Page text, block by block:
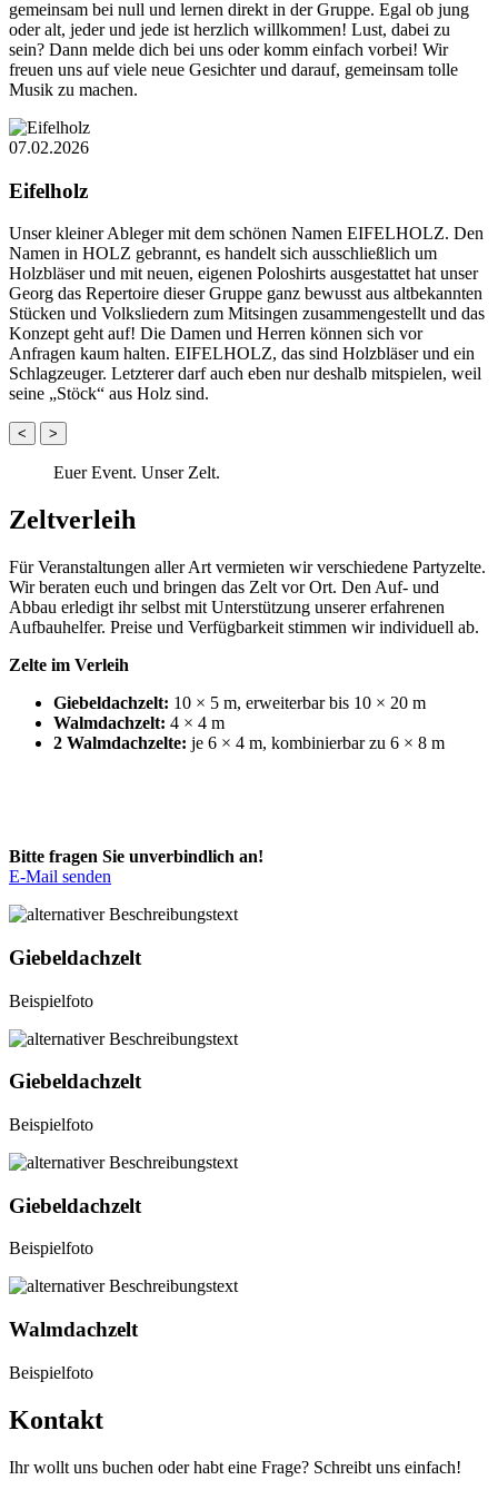
gemeinsam bei null und lernen direkt in der Gruppe. Egal ob jung
oder alt, jeder und jede ist herzlich willkommen! Lust, dabei zu
sein? Dann melde dich bei uns oder komm einfach vorbei! Wir
freuen uns auf viele neue Gesichter und darauf, gemeinsam tolle
Musik zu machen.
07.02.2026
Eifelholz
Unser kleiner Ableger mit dem schönen Namen EIFELHOLZ. Den
Namen in HOLZ gebrannt, es handelt sich ausschließlich um
Holzbläser und mit neuen, eigenen Poloshirts ausgestattet hat unser
Georg das Repertoire dieser Gruppe ganz bewusst aus altbekannten
Stücken und Volksliedern zum Mitsingen zusammengestellt und das
Konzept geht auf! Die Damen und Herren können sich vor
Anfragen kaum halten. EIFELHOLZ, das sind Holzbläser und ein
Schlagzeuger. Letzterer darf auch eben nur deshalb mitspielen, weil
seine „Stöck“ aus Holz sind.
< >
Euer Event. Unser Zelt.
Zeltverleih
Für Veranstaltungen aller Art vermieten wir verschiedene Partyzelte.
Wir beraten euch und bringen das Zelt vor Ort. Den Auf- und
Abbau erledigt ihr selbst mit Unterstützung unserer erfahrenen
Aufbauhelfer. Preise und Verfügbarkeit stimmen wir individuell ab.
Zelte im Verleih
Giebeldachzelt: 10 × 5 m, erweiterbar bis 10 × 20 m
Walmdachzelt: 4 × 4 m
2 Walmdachzelte: je 6 × 4 m, kombinierbar zu 6 × 8 m
Bitte fragen Sie unverbindlich an!
E-Mail senden
Giebeldachzelt
Beispielfoto
Giebeldachzelt
Beispielfoto
Giebeldachzelt
Beispielfoto
Walmdachzelt
Beispielfoto
Kontakt
Ihr wollt uns buchen oder habt eine Frage? Schreibt uns einfach!